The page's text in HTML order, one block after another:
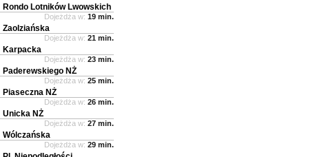
Rondo Lotników Lwowskich
Dojeżdża w: 19 min.
Zaolziańska
Dojeżdża w: 21 min.
Karpacka
Dojeżdża w: 23 min.
Paderewskiego NŻ
Dojeżdża w: 25 min.
Piaseczna NŻ
Dojeżdża w: 26 min.
Unicka NŻ
Dojeżdża w: 27 min.
Wólczańska
Dojeżdża w: 29 min.